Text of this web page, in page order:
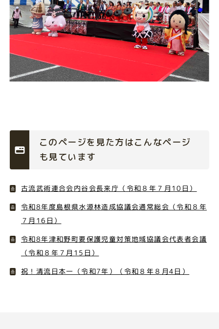
このページを見た方はこんなページ
も見ています
古流武術連合会内谷会長来庁（令和８年７月10日）
令和8年度島根県水源林造成協議会通常総会（令和８年
７月16日）
令和8年津和野町要保護児童対策地域協議会代表者会議
（令和８年７月15日）
祝！清流日本一（令和7年）（令和８年８月4日）